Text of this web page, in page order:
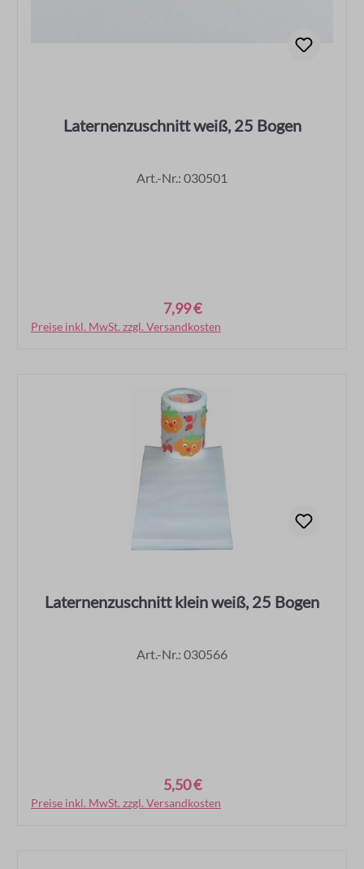
Laternenzuschnitt weiß, 25 Bogen
Art.-Nr.: 030501
7,99 €
Preise inkl. MwSt. zzgl. Versandkosten
In den Warenkorb
Laternenzuschnitt klein weiß, 25 Bogen
Art.-Nr.: 030566
5,50 €
Preise inkl. MwSt. zzgl. Versandkosten
In den Warenkorb